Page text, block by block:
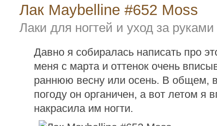
Лак Maybelline #652 Moss
Лаки для ногтей и уход за руками
Давно я собиралась написать про
меня с марта и оттенок очень
раннюю весну или осень. В общем,
погоду он органичен, а вот летом я
накрасила им ногти.